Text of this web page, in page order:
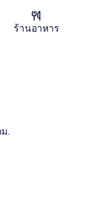
ร้านอาหาร
.